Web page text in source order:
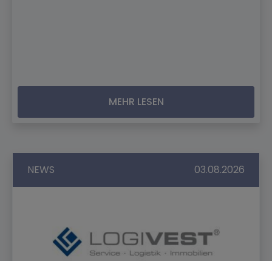
MEHR LESEN
NEWS 03.08.2026